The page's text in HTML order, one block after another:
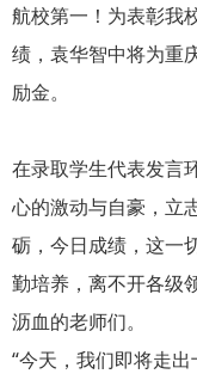
航校第一！为表彰我
绩，袁华智中将为重
励金。
在录取学生代表发言
心的激动与自豪，立
砺，今日成绩，这一
勤培养，离不开各级
沥血的老师们。
“今天，我们即将走